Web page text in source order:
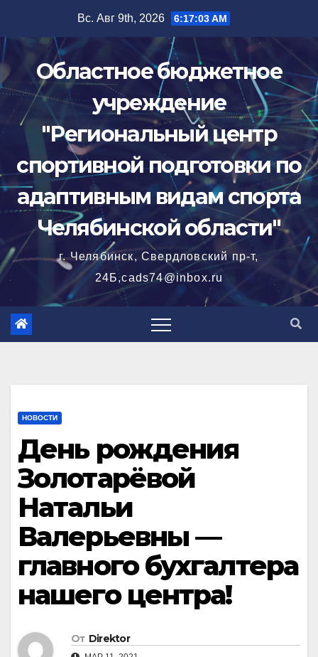
содержимому
Вс. Авг 9th, 2026 6:17:04 AM
Областное бюджетное
учреждение
"Региональный центр
спортивной подготовки по
адаптивным видам спорта
Челябинской области"
г. Челябинск, Свердловский пр-т,
24Б,cads74@inbox.ru
НОВОСТИ
День рождения
Золотарёвой
Натальи
Валерьевны —
главного бухгалтера
нашего центра!
От Direktor